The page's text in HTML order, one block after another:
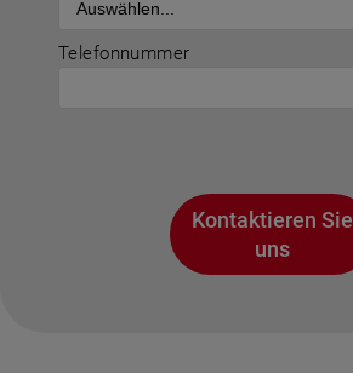
Telefonnummer
Kontaktieren Sie
uns